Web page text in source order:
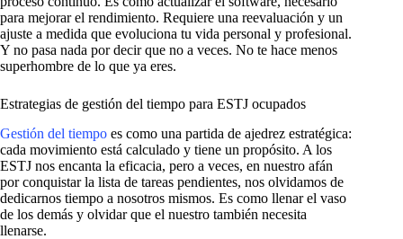
para mejorar el rendimiento. Requiere una reevaluación y un
ajuste a medida que evoluciona tu vida personal y profesional.
Y no pasa nada por decir que no a veces. No te hace menos
superhombre de lo que ya eres.
Estrategias de gestión del tiempo para ESTJ ocupados
Gestión del tiempo es como una partida de ajedrez estratégica:
cada movimiento está calculado y tiene un propósito. A los
ESTJ nos encanta la eficacia, pero a veces, en nuestro afán
por conquistar la lista de tareas pendientes, nos olvidamos de
dedicarnos tiempo a nosotros mismos. Es como llenar el vaso
de los demás y olvidar que el nuestro también necesita
llenarse.